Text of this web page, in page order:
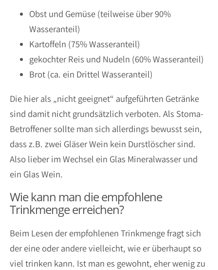
Obst und Gemüse (teilweise über 90%
Wasseranteil)
Kartoffeln (75% Wasseranteil)
gekochter Reis und Nudeln (60% Wasseranteil)
Brot (ca. ein Drittel Wasseranteil)
Die hier als „nicht geeignet“ aufgeführten Getränke
sind damit nicht grundsätzlich verboten. Als Stoma-
Betroffener sollte man sich allerdings bewusst sein,
dass z.B. zwei Gläser Wein kein Durstlöscher sind.
Also lieber im Wechsel ein Glas Mineralwasser und
ein Glas Wein.
Wie kann man die empfohlene
Trinkmenge erreichen?
Beim Lesen der empfohlenen Trinkmenge fragt sich
der eine oder andere vielleicht, wie er überhaupt so
viel trinken kann. Ist man es gewohnt, eher wenig zu